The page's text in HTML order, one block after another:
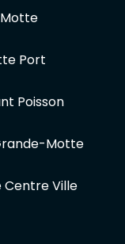
Port
Poisson
Motte
Ville